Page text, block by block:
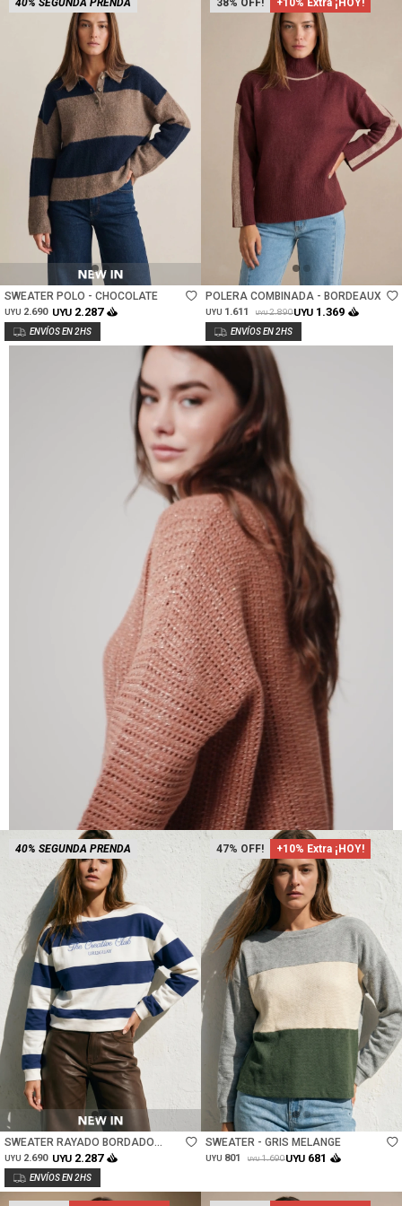
40% SEGUNDA PRENDA
Talle
SWEATER POLO - CHOCOLATE
UYU 2.690 UYU 2.287
38 +10% Extra ¡HOY!
Talle
POLERA COMBINADA - BORDEAUX
UYU 1.611 UYU 2.890UYU 1.369
40% SEGUNDA PRENDA
Talle
SWEATER RAYADO BORDADO
ALGODON - AZUL
UYU 2.690 UYU 2.287
47 +10% Extra ¡HOY!
Talle
SWEATER - GRIS MELANGE
UYU 801 UYU 1.690UYU 681